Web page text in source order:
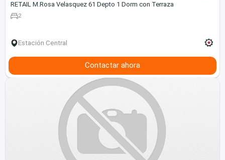
RETAIL M.Rosa Velasquez 61 Depto 1 Dorm con Terraza
2
Estación Central
Contactar ahora